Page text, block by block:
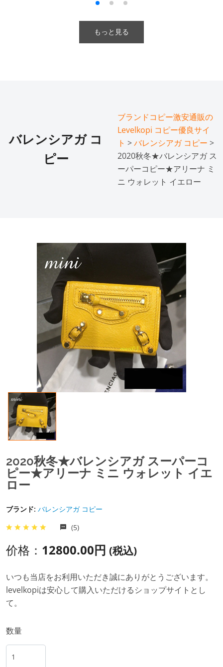
もっと見る
バレンシアガ コ
ピー
ブランドコピー激安通販の
Levelkopi コピー優良サイ
ト >バレンシアガ コピー >
2020秋冬★バレンシアガ ス
ーパーコピー★アリーナ ミ
ニ ウォレット イエロー
2020秋冬★バレンシアガ スーパーコ
ピー★アリーナ ミニ ウォレット イエ
ロー
ブランド: バレンシアガ コピー
(5)
价格： 12800.00円 (税込)
いつも当店をお利用いただき誠にありがとうございます。
levelkopiは安心して購入いただけるショップサイトとし
て。
数量